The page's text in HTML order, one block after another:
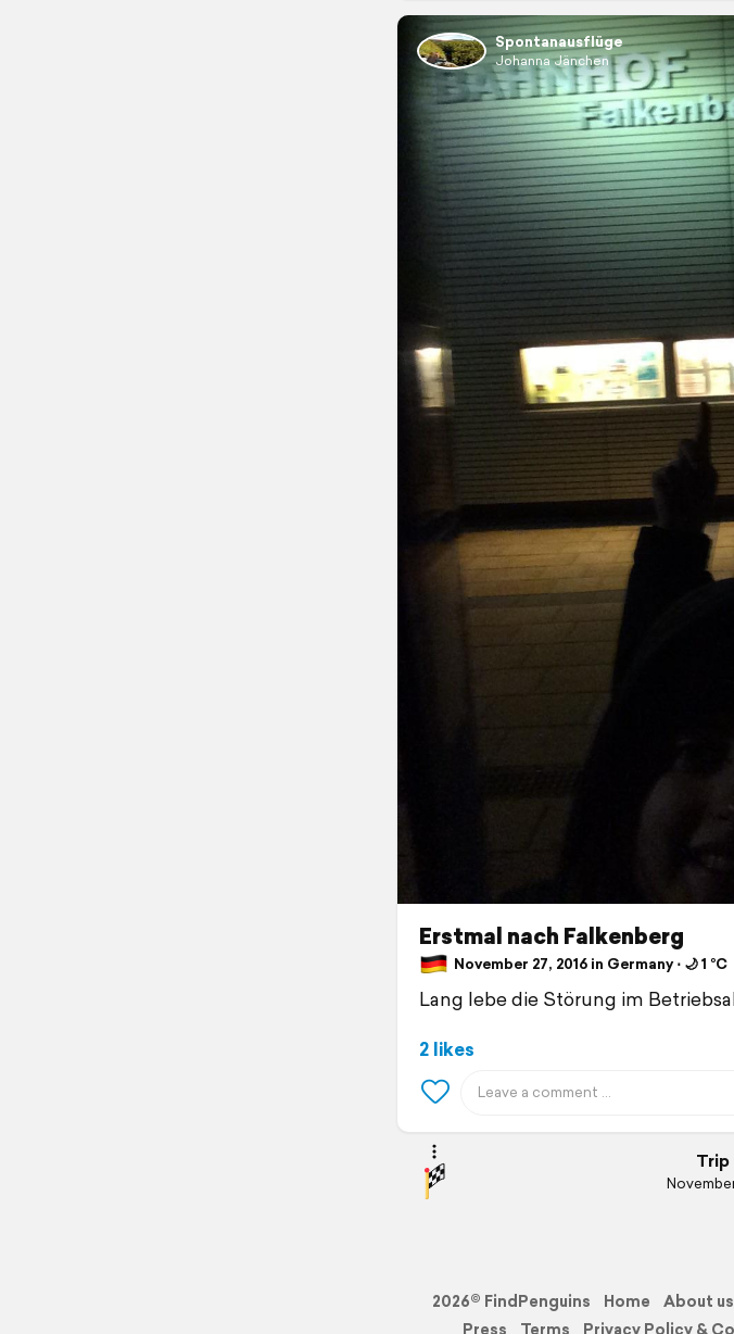
Spontanausflüge
Johanna Jänchen
Erstmal nach Falkenberg
November 27, 2016 in Germany ⋅ 🌙 1 °C
Lang lebe die Störung im
2 likes
Trip
2026© FindPenguins Home About us
Press
Terms Privacy Policy &